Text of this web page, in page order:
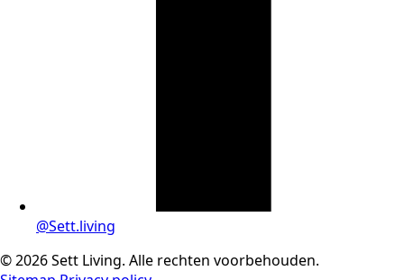
@Sett.living
© 2026 Sett Living. Alle rechten voorbehouden.